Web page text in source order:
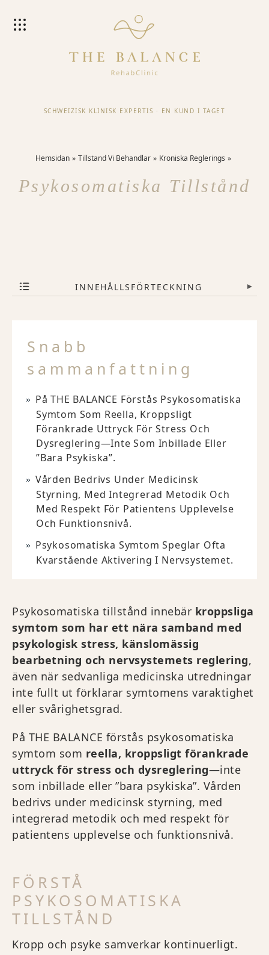
SCHWEIZISK KLINISK EXPERTIS · EN KUND I TAGET
Hemsidan Tillstand Vi Behandlar Kroniska Reglerings
Psykosomatiska Tillstånd
INNEHÅLLSFÖRTECKNING ▾
Snabb
sammanfattning
På THE BALANCE Förstås Psykosomatiska
Symtom Som Reella, Kroppsligt
Förankrade Uttryck För Stress Och
Dysreglering—Inte Som Inbillade Eller
”bara Psykiska”.
Vården Bedrivs Under Medicinsk
Styrning, Med Integrerad Metodik Och
Med Respekt För Patientens Upplevelse
Och Funktionsnivå.
Psykosomatiska Symtom Speglar Ofta
Kvarstående Aktivering I Nervsystemet.
Psykosomatiska tillstånd innebär kroppsliga
symtom som har ett nära samband med
psykologisk stress, känslomässig
bearbetning och nervsystemets reglering,
även när sedvanliga medicinska utredningar
inte fullt ut förklarar symtomens varaktighet
eller svårighetsgrad.
På THE BALANCE förstås psykosomatiska
symtom som reella, kroppsligt förankrade
uttryck för stress och dysreglering—inte
som inbillade eller ”bara psykiska”. Vården
bedrivs under medicinsk styrning, med
integrerad metodik och med respekt för
patientens upplevelse och funktionsnivå.
FÖRSTÅ
PSYKOSOMATISKA
TILLSTÅND
Kropp och psyke samverkar kontinuerligt.